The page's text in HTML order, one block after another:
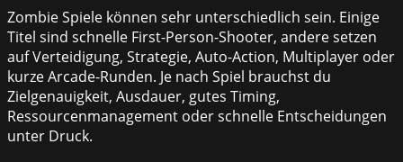
Zombie Spiele können sehr unterschiedlich sein. Einige
Titel sind schnelle First-Person-Shooter, andere setzen
auf Verteidigung, Strategie, Auto-Action, Multiplayer oder
kurze Arcade-Runden. Je nach Spiel brauchst du
Zielgenauigkeit, Ausdauer, gutes Timing,
Ressourcenmanagement oder schnelle Entscheidungen
unter Druck.